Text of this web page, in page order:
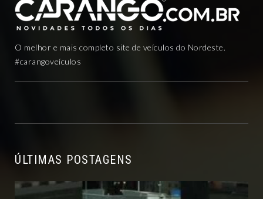
O melhor e mais completo site de veículos do Nordeste.
#carangoveículos
ÚLTIMAS POSTAGENS